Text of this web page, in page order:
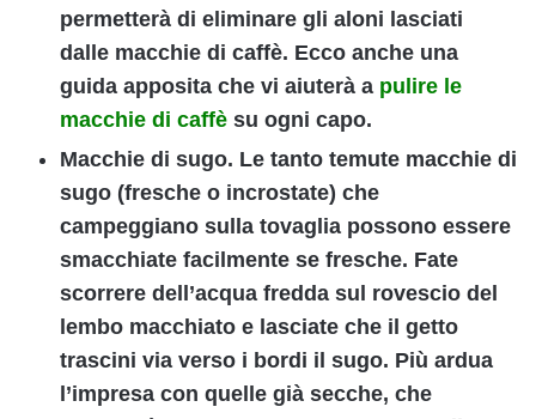
permetterà di eliminare gli aloni lasciati
dalle macchie di caffè. Ecco anche una
guida apposita che vi aiuterà a pulire le
macchie di caffè su ogni capo.
Macchie di sugo. Le tanto temute macchie di
sugo (fresche o incrostate) che
campeggiano sulla tovaglia possono essere
smacchiate facilmente se fresche. Fate
scorrere dell’acqua fredda sul rovescio del
lembo macchiato e lasciate che il getto
trascini via verso i bordi il sugo. Più ardua
l’impresa con quelle già secche, che